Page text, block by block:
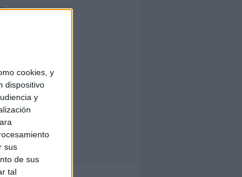
cookies, y
dispositivo
y
sus
de sus
tal